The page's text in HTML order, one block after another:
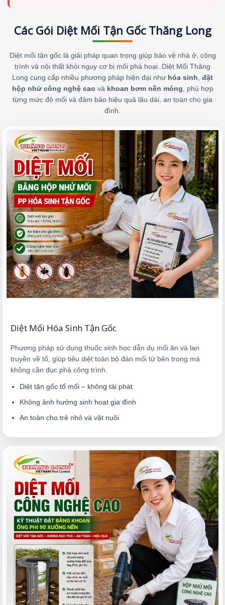
Các Gói Diệt Mối Tận Gốc Thăng Long
Diệt mối tận gốc là giải pháp quan trọng giúp bảo vệ nhà ở, công
trình và nội thất khỏi nguy cơ bị mối phá hoại. Diệt Mối Thăng
Long cung cấp nhiều phương pháp hiện đại như hóa sinh, đặt
hộp nhử công nghệ cao và khoan bơm nền móng, phù hợp
từng mức độ mối và đảm bảo hiệu quả lâu dài, an toàn cho gia
đình.
Diệt Mối Hóa Sinh Tận Gốc
Phương pháp sử dụng thuốc sinh học dẫn dụ mối ăn và lan
truyền về tổ, giúp tiêu diệt toàn bộ đàn mối từ bên trong mà
không cần đục phá công trình.
Diệt tận gốc tổ mối – không tái phát
Không ảnh hưởng sinh hoạt gia đình
An toàn cho trẻ nhỏ và vật nuôi